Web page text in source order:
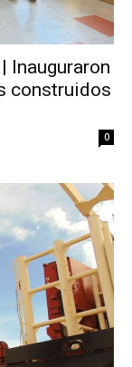
Inauguraron
construidos
0